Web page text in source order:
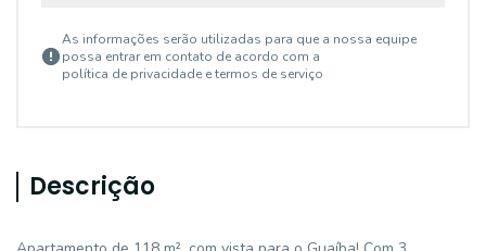
As informações serão utilizadas para que a nossa equipe
possa entrar em contato de acordo com a
política de privacidade e termos de serviço
Descrição